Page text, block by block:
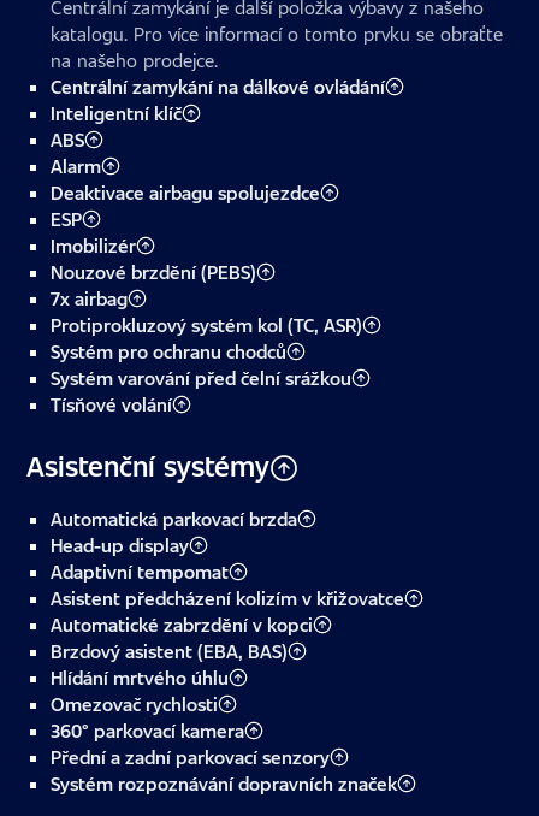
Centrální zamykání je další položka výbavy z našeho
katalogu. Pro více informací o tomto prvku se obraťte
na našeho prodejce.
Centrální zamykání na dálkové ovládání
Inteligentní klíč
ABS
Alarm
Deaktivace airbagu spolujezdce
ESP
Imobilizér
Nouzové brzdění (PEBS)
7x airbag
Protiprokluzový systém kol (TC, ASR)
Systém pro ochranu chodců
Systém varování před čelní srážkou
Tísňové volání
Asistenční systémy
Automatická parkovací brzda
Head-up display
Adaptivní tempomat
Asistent předcházení kolizím v křižovatce
Automatické zabrzdění v kopci
Brzdový asistent (EBA, BAS)
Hlídání mrtvého úhlu
Omezovač rychlosti
360° parkovací kamera
Přední a zadní parkovací senzory
Systém rozpoznávání dopravních značek